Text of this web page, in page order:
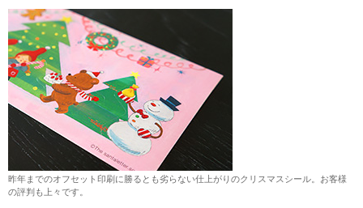
昨年までのオフセット印刷に勝るとも劣らない仕上がりのクリスマスシール。お客様
の評判も上々です。